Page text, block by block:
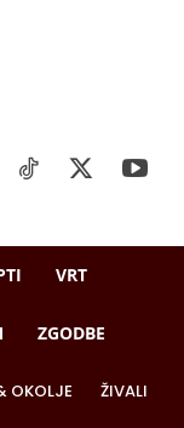
VRT
ZGODBE
OKOLJE ŽIVALI